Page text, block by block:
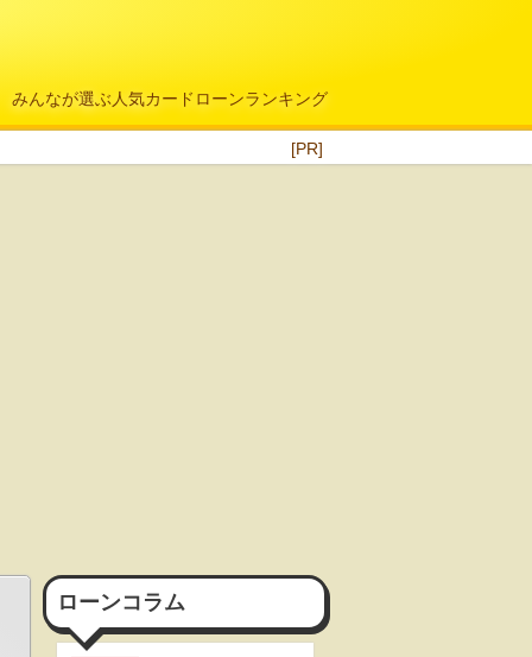
みんなが選ぶ人気カードローンランキング
[PR]
ローンコラム